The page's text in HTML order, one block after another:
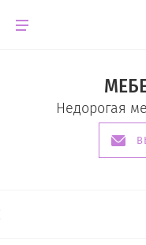
Недорогая